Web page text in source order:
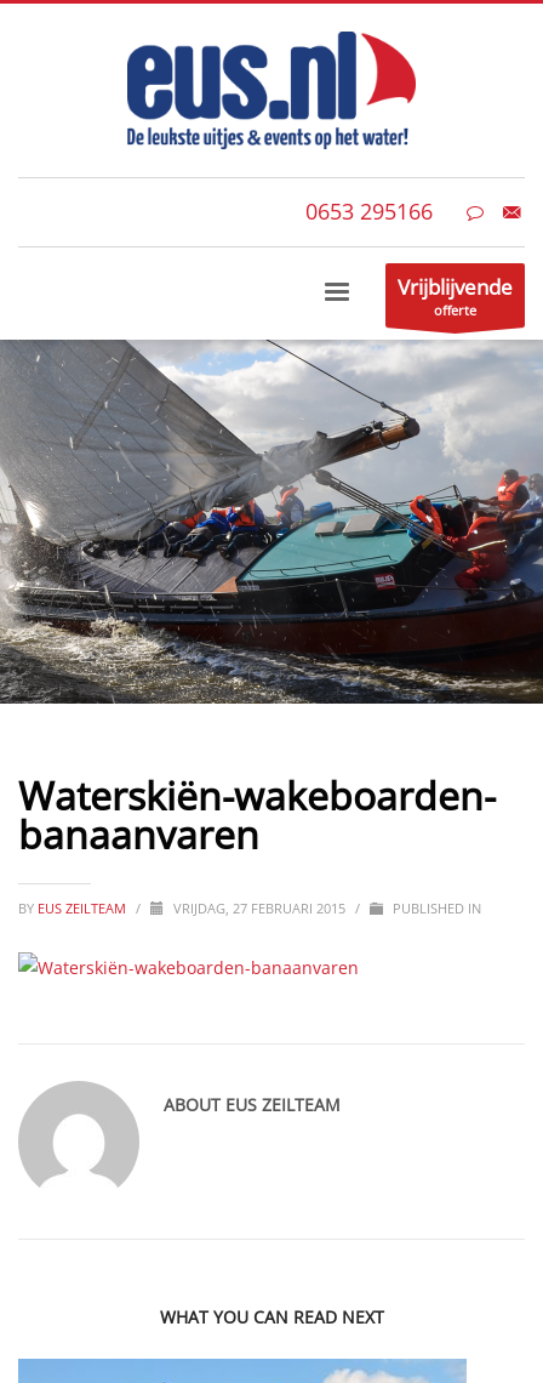
0653 295166
Vrijblijvende
offerte
Waterskiën-wakeboarden-
banaanvaren
BY EUS ZEILTEAM / VRIJDAG, 27 FEBRUARI 2015 / PUBLISHED IN
ABOUT EUS ZEILTEAM
WHAT YOU CAN READ NEXT